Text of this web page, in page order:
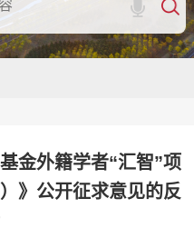
金外籍学者“汇智”项
》公开征求意见的反